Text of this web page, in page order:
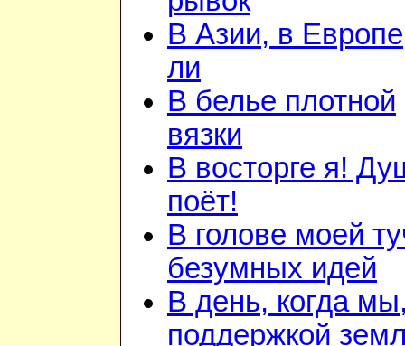
В Азии, в Европе
ли
В белье плотной
вязки
В восторге я!
поёт!
В голове моей
безумных идей
В день, когда
поддержкой